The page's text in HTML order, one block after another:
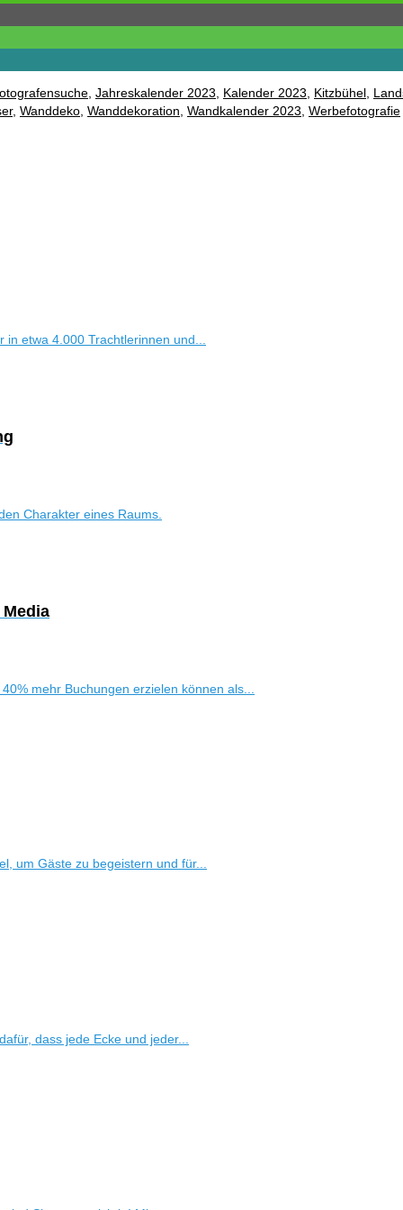
Jahreskalender 2023 Kalender 2023 Kitzbühel
, Wanddeko Wanddekoration Wandkalender 2023 Werbefotografie
etwa 4.000 Trachtlerinnen und...
Charakter eines Raums.
mehr Buchungen erzielen können als...
um Gäste zu begeistern und für...
dass jede Ecke und jeder...